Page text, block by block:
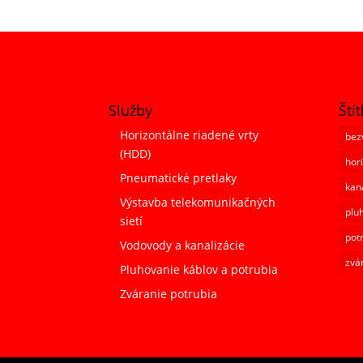
Služby
Horizontálne riadené vrty
(HDD)
Pneumatické pretlaky
Výstavba telekomunikačných
sietí
Vodovody a kanalizácie
Pluhovanie káblov a potrubia
Zváranie potrubia